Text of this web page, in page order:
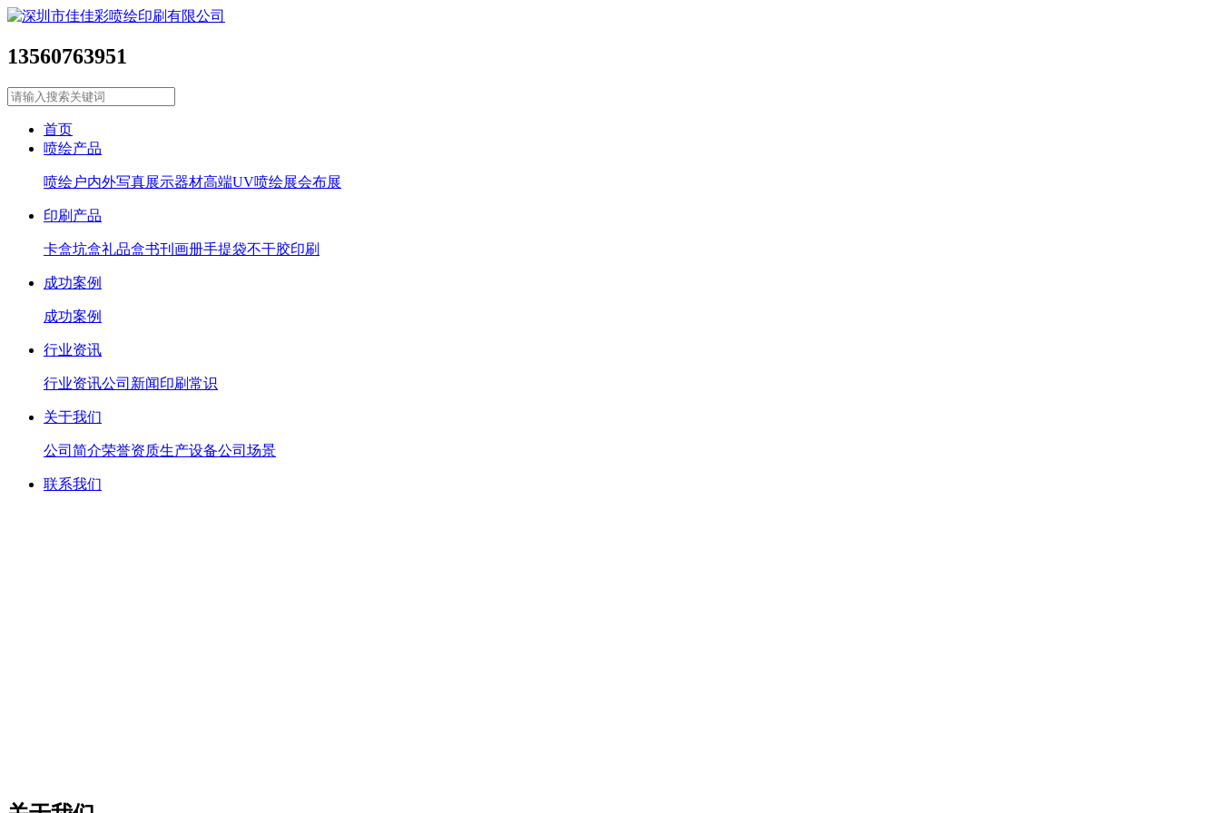
13560763951
首页
喷绘产品
喷绘户内外写真展示器材高端UV喷绘展会布展
印刷产品
卡盒坑盒礼品盒书刊画册手提袋不干胶印刷
成功案例
成功案例
行业资讯
行业资讯公司新闻印刷常识
关于我们
公司简介荣誉资质生产设备公司场景
联系我们